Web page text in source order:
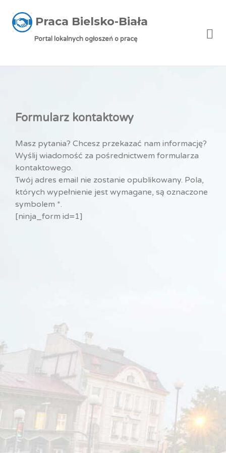
Praca Bielsko-Biała
Portal lokalnych ogłoszeń o pracę
Formularz kontaktowy
Masz pytania? Chcesz przekazać nam informację?
Wyślij wiadomość za pośrednictwem formularza
kontaktowego.
Twój adres email nie zostanie opublikowany. Pola,
których wypełnienie jest wymagane, są oznaczone
symbolem *.
[ninja_form id=1]